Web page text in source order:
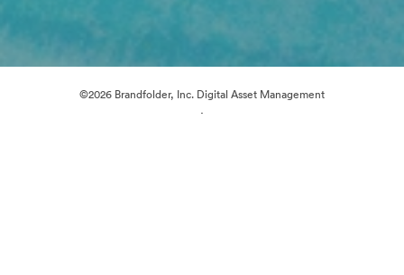
©2026 Brandfolder, Inc. Digital Asset Management
·